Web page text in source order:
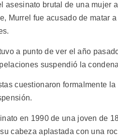
asesinato brutal de una mujer
Murrel fue acusado de matar
a punto de ver el año
suspendió la
cuestionaron formalmente
en 1990 de una joven de
cabeza aplastada con una